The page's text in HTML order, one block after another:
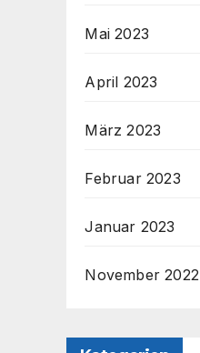
Mai 2023
April 2023
März 2023
Februar 2023
Januar 2023
November 2022